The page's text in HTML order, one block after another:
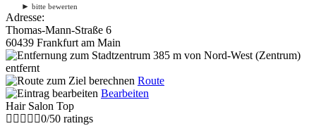
► bitte bewerten
Adresse:
Thomas-Mann-Straße 6
60439 Frankfurt am Main
385 m von Nord-West (Zentrum)
entfernt
Route
Bearbeiten
Hair Salon Top
0/50 ratings